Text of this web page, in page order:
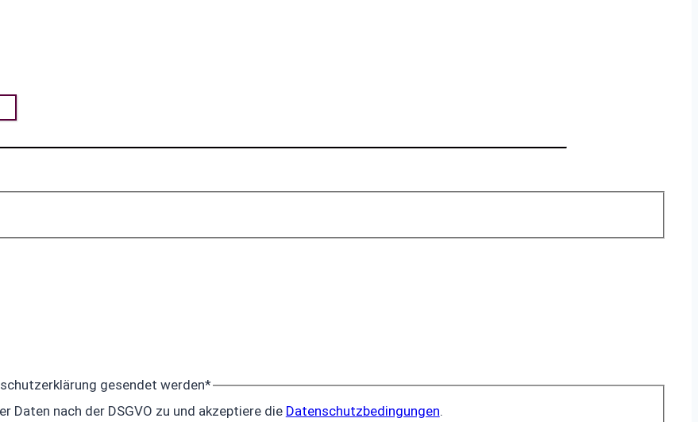
gesendet werden*
Daten nach der DSGVO zu und akzeptiere die Datenschutzbedingungen.